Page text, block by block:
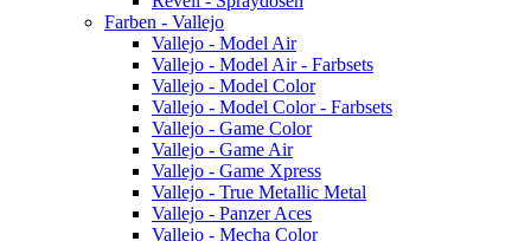
Farben - Vallejo
Vallejo - Model Air
Vallejo - Model Air - Farbsets
Vallejo - Model Color
Vallejo - Model Color - Farbsets
Vallejo - Game Color
Vallejo - Game Air
Vallejo - Game Xpress
Vallejo - True Metallic Metal
Vallejo - Panzer Aces
Vallejo - Mecha Color